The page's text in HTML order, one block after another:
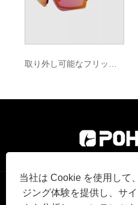
当社は Cookie を使用して
ジング体験を提供し、サ
Links Sitemap